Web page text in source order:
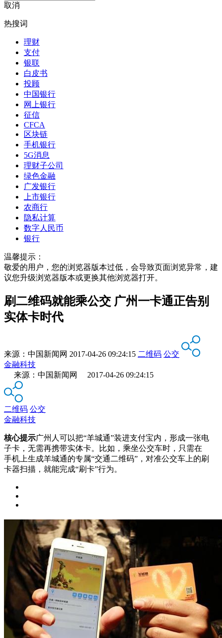
取消
热搜词
理财
支付
银联
白皮书
投顾
中国银行
网上银行
征信
CFCA
区块链
手机银行
5G消息
理财子公司
绿色金融
广发银行
上市银行
农商行
隐私计算
数字人民币
银行
温馨提示：
敬爱的用户，您的浏览器版本过低，会导致页面浏览异常，建
议您升级浏览器版本或更换其他浏览器打开。
刷二维码就能乘公交 广州一卡通正告别
实体卡时代
来源： 中国新闻网 2017-04-26 09:24:15 二维码 公交
金融科技
来源：中国新闻网 2017-04-26 09:24:15
二维码 公交
金融科技
核心提示广州人可以把“羊城通”装进支付宝内，形成一张电
子卡，无需再携带实体卡。比如，乘坐公交车时，只需在
手机上生成羊城通的专属“交通二维码”，对准公交车上的刷
卡器扫描，就能完成“刷卡”行为。